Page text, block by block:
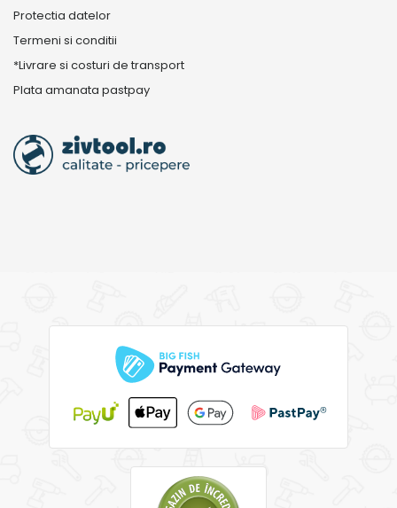
Protectia datelor
Termeni si conditii
*Livrare si costuri de transport
Plata amanata pastpay